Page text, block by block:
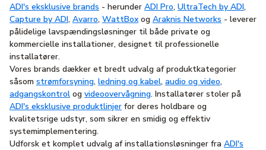
ADI's eksklusive brands - herunder ADI Pro, UltraTech by ADI,
Capture by ADI, Avarro, WattBoxog Araknis Networks - leverer
pålidelige lavspændingsløsninger til både private og
kommercielle installationer, designet til professionelle
installatører.
Vores brands dækker et bredt udvalg af produktkategorier
såsom strømforsyning, ledning og kabel, audio og video,
adgangskontrol og videoovervågning. Installatører stoler på
ADI's eksklusive produktlinjer for deres holdbare og
kvalitetsrige udstyr, som sikrer en smidig og effektiv
systemimplementering.
Udforsk et komplet udvalg af installationsløsninger fra ADI's